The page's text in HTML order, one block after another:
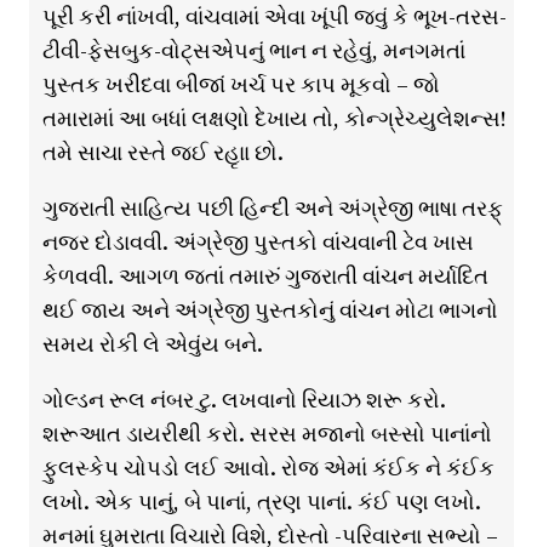
પૂરી કરી નાંખવી, વાંચવામાં એવા ખૂંપી જવું કે ભૂખ-તરસ-
ટીવી-ફેસબુક-વોટ્સએપનું ભાન ન રહેવું, મનગમતાં
પુસ્તક ખરીદવા બીજાં ખર્ચ પર કાપ મૂકવો – જો
તમારામાં આ બધાં લક્ષણો દેખાય તો, કોન્ગ્રેચ્યુલેશન્સ!
તમે સાચા રસ્તે જઈ રહૃાા છો.
ગુજરાતી સાહિત્ય પછી હિન્દી અને અંગ્રેજી ભાષા તરફ્
નજર દોડાવવી. અંગ્રેજી પુસ્તકો વાંચવાની ટેવ ખાસ
કેળવવી. આગળ જતાં તમારું ગુજરાતી વાંચન મર્યાદિત
થઈ જાય અને અંગ્રેજી પુસ્તકોનું વાંચન મોટા ભાગનો
સમય રોકી લે એવુંય બને.
ગોલ્ડન રૂલ નંબર ટુ. લખવાનો રિયાઝ શરૂ કરો.
શરૂઆત ડાયરીથી કરો. સરસ મજાનો બસ્સો પાનાંનો
ફુલસ્કેપ ચોપડો લઈ આવો. રોજ એમાં કંઈક ને કંઈક
લખો. એક પાનું, બે પાનાં, ત્રણ પાનાં. કંઈ પણ લખો.
મનમાં ઘુમરાતા વિચારો વિશે, દોસ્તો -પરિવારના સભ્યો –